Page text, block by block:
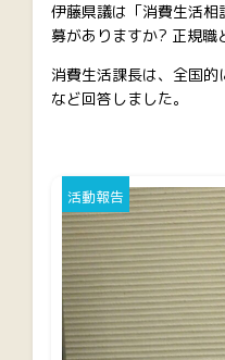
伊藤県議は「消費生活
募がありますか? 正規職
消費生活課長は、全国
など回答しました。
活動報告